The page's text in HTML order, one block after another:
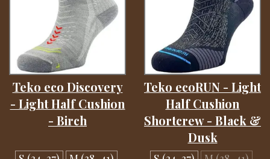
Teko eco Discovery
- Light Half Cushion
- Birch
Teko ecoRUN - Light
Half Cushion
Shortcrew - Black &
Dusk